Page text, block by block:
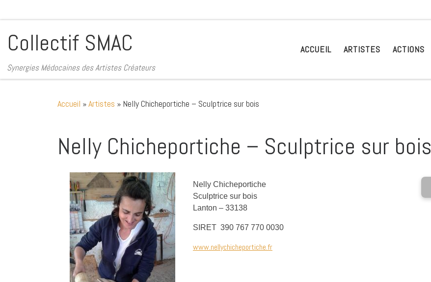
Collectif SMAC
Synergies Médocaines des Artistes Créateurs
ACCUEIL ARTISTES ACTIONS
Accueil »Artistes » Nelly Chicheportiche – Sculptrice sur bois
Nelly Chicheportiche – Sculptrice sur bois
Nelly Chicheportiche
Sculptrice sur bois
Lanton – 33138
SIRET 390 767 770 0030
www.nellychicheportiche.fr